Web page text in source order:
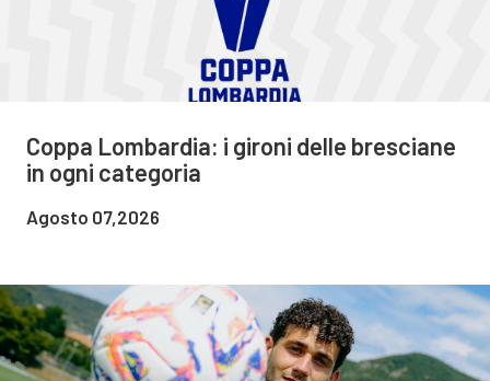
Coppa Lombardia: i gironi delle bresciane
in ogni categoria
Agosto 07,2026